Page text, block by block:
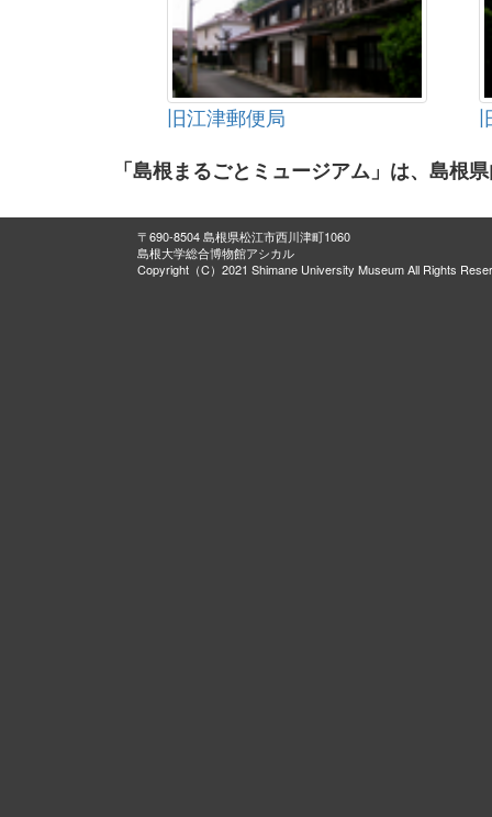
旧江津郵便局
「島根まるごとミュージアム」は、島根
〒690-8504 島根県松江市西川津町1060
島根大学総合博物館アシカル
Copyright（C）2021 Shimane University Museum All Rights